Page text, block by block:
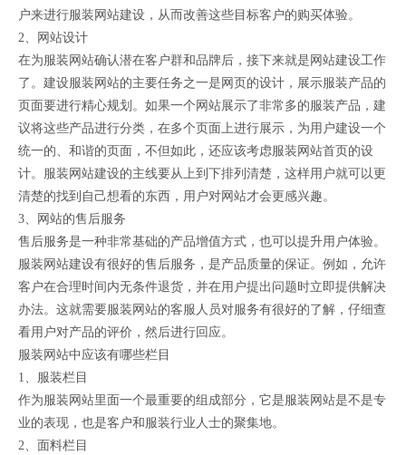
户来进行服装网站建设，从而改善这些目标客户的购买体验。
2、网站设计
在为服装网站确认潜在客户群和品牌后，接下来就是网站建设工作
了。建设服装网站的主要任务之一是网页的设计，展示服装产品的
页面要进行精心规划。如果一个网站展示了非常多的服装产品，建
议将这些产品进行分类，在多个页面上进行展示，为用户建设一个
统一的、和谐的页面，不但如此，还应该考虑服装网站首页的设
计。服装网站建设的主线要从上到下排列清楚，这样用户就可以更
清楚的找到自己想看的东西，用户对网站才会更感兴趣。
3、网站的售后服务
售后服务是一种非常基础的产品增值方式，也可以提升用户体验。
服装网站建设有很好的售后服务，是产品质量的保证。例如，允许
客户在合理时间内无条件退货，并在用户提出问题时立即提供解决
办法。这就需要服装网站的客服人员对服务有很好的了解，仔细查
看用户对产品的评价，然后进行回应。
服装网站中应该有哪些栏目
1、服装栏目
作为服装网站里面一个最重要的组成部分，它是服装网站是不是专
业的表现，也是客户和服装行业人士的聚集地。
2、面料栏目